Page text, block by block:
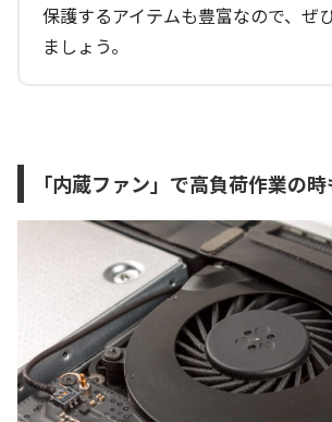
保護するアイテムも豊富なので、ぜ
ましょう。
「内蔵ファン」で高負荷作業の